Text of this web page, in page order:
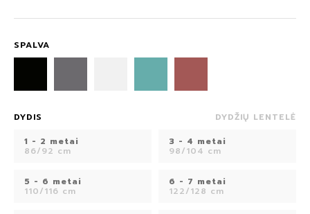
SPALVA
DYDIS
DYDŽIŲ LENTELĖ
1 - 2 metai
86/92 cm
3 - 4 metai
98/104 cm
5 - 6 metai
110/116 cm
6 - 7 metai
122/128 cm